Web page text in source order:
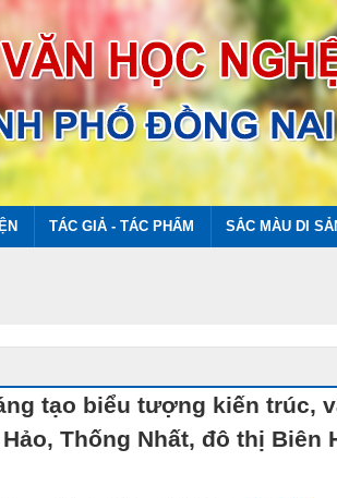
TÁC GIẢ - TÁC PHẨM SẮC MÀU DI
tạo biểu tượng kiến trúc,
Thống Nhất, đô thị Biên